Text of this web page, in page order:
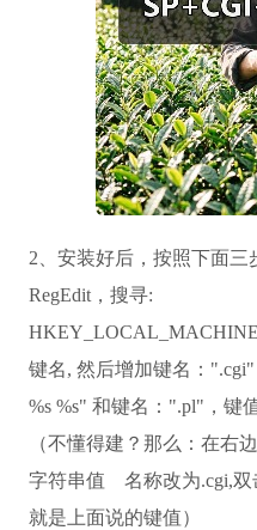
2、安装好后，按照下面三
RegEdit，搜寻:
键名, 然后增加键名：
%s %s" 和键名：".pl"，键
（不懂得建？那么：在右
字符串值 名称改为.cgi,双
就是上面说的键值）